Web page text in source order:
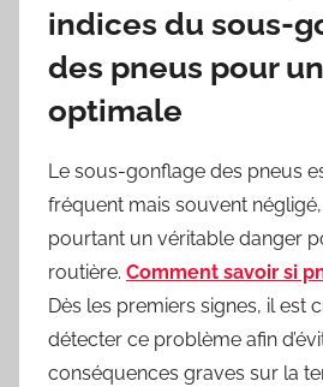
indices du sous-
des pneus pour
optimale
Le sous-gonflage des pneus
fréquent mais souvent
pourtant un véritable danger
routière. Comment savoir si
Dès les premiers signes, il est
détecter ce problème afin
conséquences graves sur la